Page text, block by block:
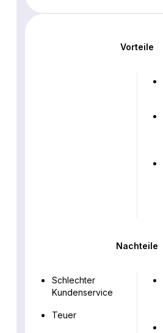
Vorteile
Nachteile
Schlechter
Kundenservice
Teuer